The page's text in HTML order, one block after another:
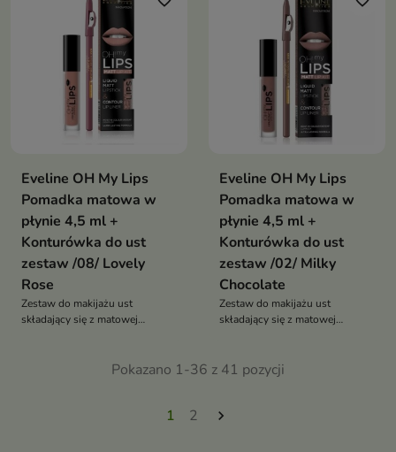
Eveline OH My Lips
Pomadka matowa w
płynie 4,5 ml +
Konturówka do ust
zestaw /08/ Lovely
Rose
Zestaw do makijażu ust
składający się z matowej
Eveline OH My Lips
Pomadka matowa w
płynie 4,5 ml +
Konturówka do ust
zestaw /02/ Milky
Chocolate
Zestaw do makijażu ust
składający się z matowej
konturówki.
Pokazano 1-36 z 41 pozycji
1 2 